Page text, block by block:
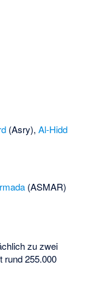
(Asry), Al-Hidd
(ASMAR)
zu zwei
rund 255.000